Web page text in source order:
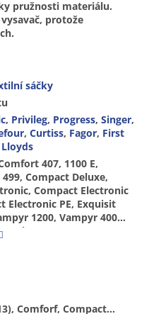
pružnosti materiálu.
protože
sáčky
, Privileg, Progress, Singer,
, Curtiss, Fagor, First
Lloyds
407, 1100 E,
Compact Deluxe,
Compact Electronic
Electronic PE, Exquisit
1200, Vampyr 400…
1100, Vampyr Carat
PE, Vampyr Exquisit
Gr. 11, 13, 4101, Ideal Line
Comforf, Compact...